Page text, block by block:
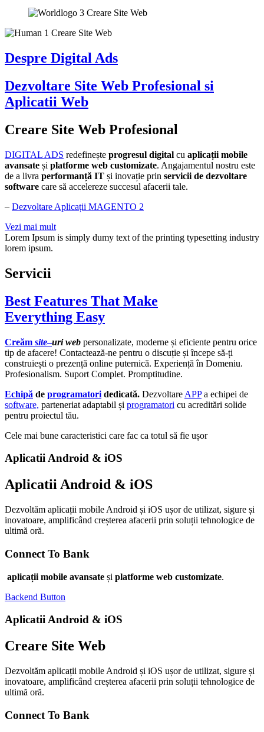
Despre Digital Ads
Dezvoltare Site Web Profesional si
Aplicatii Web
Creare Site Web Profesional
DIGITAL ADS redefinește progresul digital cu aplicații mobile
avansate și platforme web customizate. Angajamentul nostru este
de a livra performanță IT și inovație prin servicii de dezvoltare
software care să accelereze succesul afacerii tale.
– Dezvoltare Aplicații MAGENTO 2
Vezi mai mult
Lorem Ipsum is simply dumy text of the printing typesetting industry
lorem ipsum.
Servicii
Best Features That Make
Everything Easy
Creăm site–uri web personalizate, moderne și eficiente pentru orice
tip de afacere! Contactează-ne pentru o discuție și începe să-ți
construiești o prezență online puternică. Experiență în Domeniu.
Profesionalism. Suport Complet. Promptitudine.
Echipă de programatori dedicată. Dezvoltare APPa echipei de
software, parteneriat adaptabil și programatori cu acreditări solide
pentru proiectul tău.
Cele mai bune caracteristici care fac ca totul să fie ușor
Aplicatii Android & iOS
Aplicatii Android & iOS
Dezvoltăm aplicații mobile Android și iOS ușor de utilizat, sigure și
inovatoare, amplificând creșterea afacerii prin soluții tehnologice de
ultimă oră.
Connect To Bank
aplicații mobile avansate și platforme web customizate.
Backend Button
Aplicatii Android & iOS
Creare Site Web
Dezvoltăm aplicații mobile Android și iOS ușor de utilizat, sigure și
inovatoare, amplificând creșterea afacerii prin soluții tehnologice de
ultimă oră.
Connect To Bank